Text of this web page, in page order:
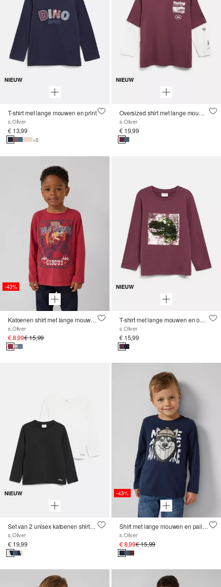
NIEUW
T-shirt met lange mouwen en print
s.Oliver
€ 13,99
+8
NIEUW
Oversized shirt met lange mouwen in 2-in-1-look en printdetails
s.Oliver
€ 19,99
-43%
Katoenen shirt met lange mouwen en folieprint
s.Oliver
€ 8,99€ 15,99
NIEUW
T-shirt met lange mouwen en omkeerbare pailletten
s.Oliver
€ 15,99
NIEUW
Set van 2 unisex katoenen shirts met lange mouwen
s.Oliver
€ 19,99
-43%
Shirt met lange mouwen en paillettenmotief
s.Oliver
€ 8,99€ 15,99